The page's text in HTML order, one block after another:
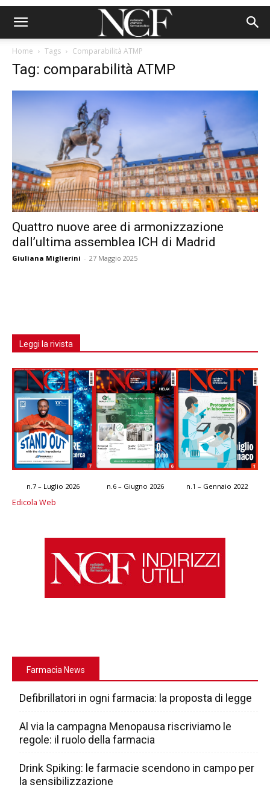
Home Tags Comparabilità ATMP
Tag: comparabilità ATMP
Quattro nuove aree di armonizzazione
dall’ultima assemblea ICH di Madrid
Giuliana Miglierini - 27 Maggio 2025
Leggi la rivista
n.7 – Luglio 2026 n.6 – Giugno 2026 n.1 – Gennaio 2022
Edicola Web
Farmacia News
Defibrillatori in ogni farmacia: la proposta di legge
Al via la campagna Menopausa riscriviamo le
regole: il ruolo della farmacia
Drink Spiking: le farmacie scendono in campo per
la sensibilizzazione